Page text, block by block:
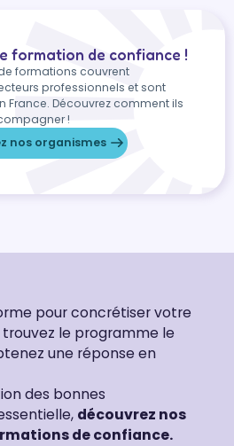
formation de confiance !
formations couvrent
professionnels et sont
France. Découvrez comment ils
!
nos organismes
pour concrétiser votre
le programme le
une réponse en
des bonnes
découvrez nos
de confiance.